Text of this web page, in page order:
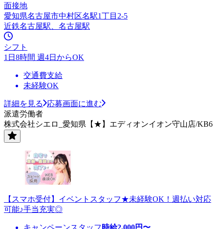
面接地
愛知県名古屋市中村区名駅1丁目2-5
近鉄名古屋駅、名古屋駅
シフト
1日8時間 週4日からOK
交通費支給
未経験OK
詳細を見る
応募画面に進む
派遣労働者
株式会社シエロ_愛知県【★】エディオンイオン守山店/KB6
【スマホ受付】イベントスタッフ★未経験OK！週払い対応
可能♪手当充実◎
キャンペーンスタッフ 時給2,000円〜